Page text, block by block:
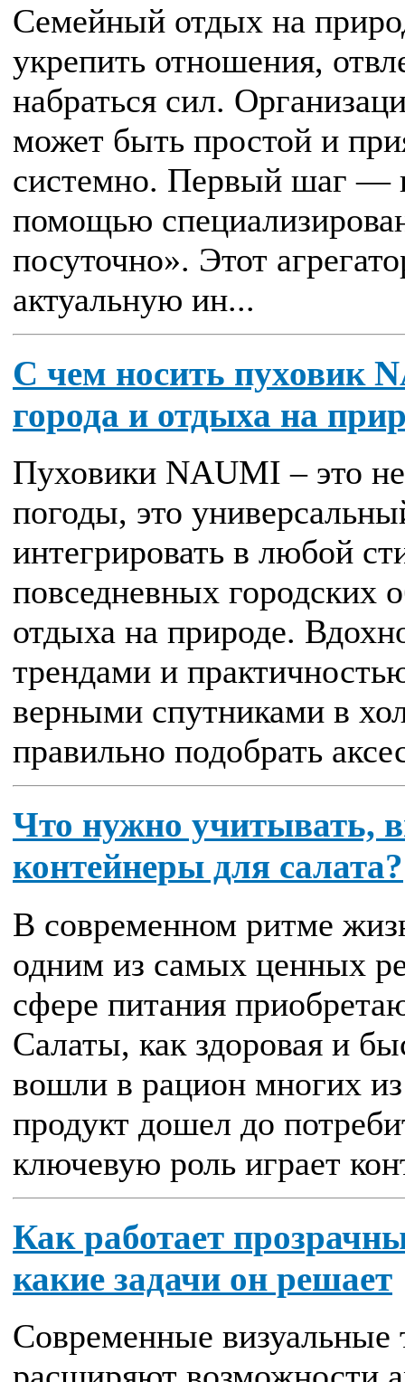
Семейный отдых на
укрепить отношения,
набраться сил.
может быть простой и
системно. Первый шаг —
помощью
посуточно». Этот
актуальную ин...
С чем носить пуховик
города и отдыха на
Пуховики NAUMI – это
погоды, это
интегрировать в любой
повседневных городских
отдыха на природе.
трендами и
верными спутниками в
правильно подобрать
Что нужно учитывать,
контейнеры для салата?
В современном ритме
одним из самых ценных
сфере питания
Салаты, как здоровая и
вошли в рацион многих
продукт дошел до
ключевую роль играет
Как работает
какие задачи он решает
Современные визуальные